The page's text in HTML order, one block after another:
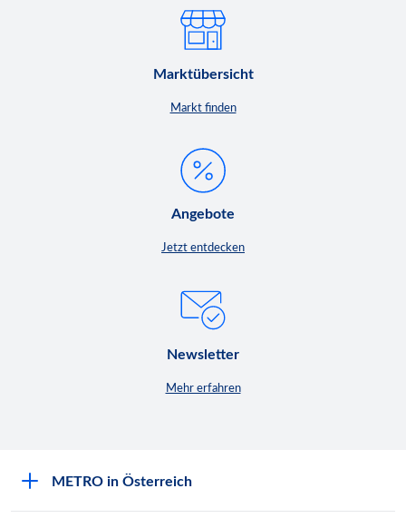
Marktübersicht
Markt finden
Angebote
Jetzt entdecken
Newsletter
Mehr erfahren
METRO in Österreich